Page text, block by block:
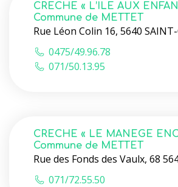
CRECHE « L’ILE AUX
Commune de METTET
Rue Léon Colin 16, 5640 SAINT-
0475/49.96.78
071/50.13.95
CRECHE « LE MANEGE
Commune de METTET
Rue des Fonds des Vaulx, 68
071/72.55.50